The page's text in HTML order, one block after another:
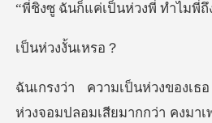
นห่วงพี่ ทำไมพี่ถึ
่วงงั
ห่วงจอมปลอมเสียมา